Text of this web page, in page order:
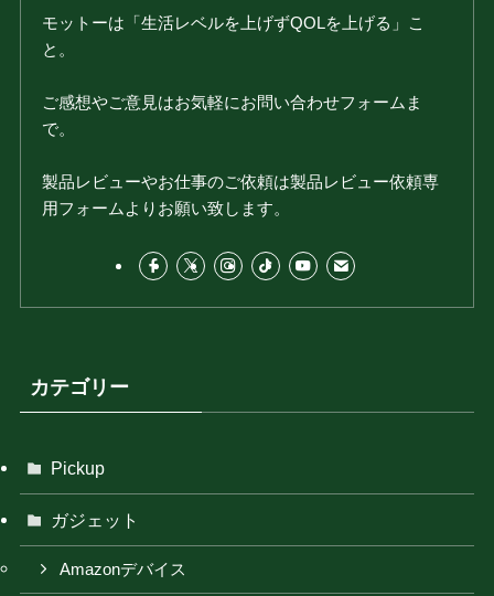
モットーは「生活レベルを上げずQOLを上げる」こ
と。
ご感想やご意見はお気軽にお問い合わせフォームま
で。
製品レビューやお仕事のご依頼は製品レビュー依頼専
用フォームよりお願い致します。
カテゴリー
Pickup
ガジェット
Amazonデバイス